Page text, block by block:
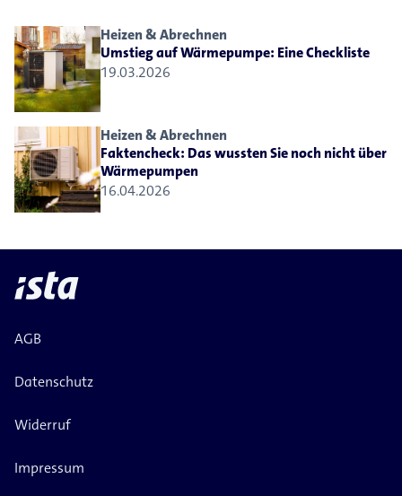
Heizen & Abrechnen
Umstieg auf Wärmepumpe: Eine Checkliste
19.03.2026
Heizen & Abrechnen
Faktencheck: Das wussten Sie noch nicht über
Wärmepumpen
16.04.2026
AGB
Datenschutz
Widerruf
Impressum